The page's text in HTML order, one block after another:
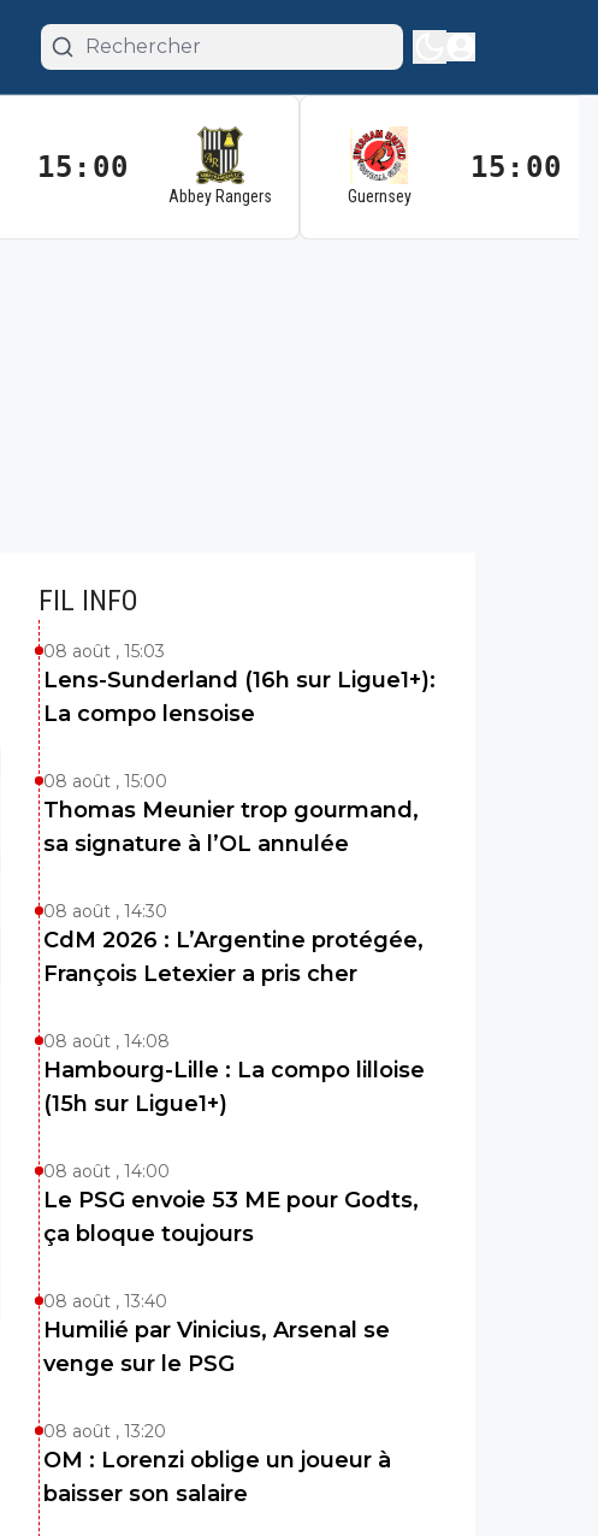
15:00
Abbey Rangers Guernsey
15:00
FIL INFO
08 août , 15:03
Lens-Sunderland (16h sur Ligue1+):
La compo lensoise
08 août , 15:00
Thomas Meunier trop gourmand,
sa signature à l’OL annulée
08 août , 14:30
CdM 2026 : L’Argentine protégée,
François Letexier a pris cher
08 août , 14:08
Hambourg-Lille : La compo lilloise
(15h sur Ligue1+)
08 août , 14:00
Le PSG envoie 53 ME pour Godts,
ça bloque toujours
08 août , 13:40
Humilié par Vinicius, Arsenal se
venge sur le PSG
08 août , 13:20
OM : Lorenzi oblige un joueur à
baisser son salaire